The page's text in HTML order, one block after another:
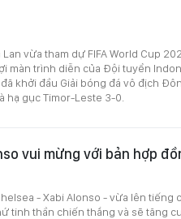
vừa tham dự FIFA World Cup
màn trình diễn của Đội tuyển
khởi đầu Giải bóng đá vô địch
hạ gục Timor-Leste 3-0.
vui mừng với bản hợp
- Xabi Alonso - vừa lên tiếng
tinh thần chiến thắng và sẽ tăng